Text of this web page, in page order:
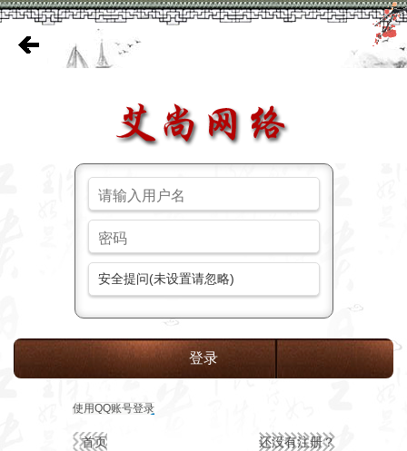
安全提问(未设置请忽略)
登录
使用QQ账号登录
首页 还没有注册？